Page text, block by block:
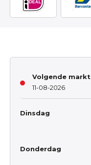
Volgende markt
11-08-2026
Dinsdag
Donderdag